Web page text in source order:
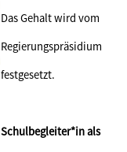
Das Gehalt wird vom
Regierungspräsidium
festgesetzt.
Schulbegleiter*in als